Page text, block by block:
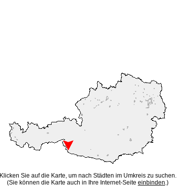
Klicken Sie auf die Karte, um nach Städten im Umkreis zu suchen.
(Sie können die Karte auch in Ihre Internet-Seite einbinden.)